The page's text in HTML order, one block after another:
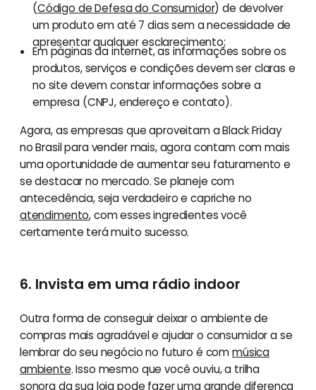
(Código de Defesa do Consumidor) de devolver
um produto em até 7 dias sem a necessidade de
apresentar qualquer esclarecimento;
Em páginas da internet, as informações sobre os
produtos, serviços e condições devem ser claras e
no site devem constar informações sobre a
empresa (CNPJ, endereço e contato).
Agora, as empresas que aproveitam a Black Friday
no Brasil para vender mais, agora contam com mais
uma oportunidade de aumentar seu faturamento e
se destacar no mercado. Se planeje com
antecedência, seja verdadeiro e capriche no
atendimento, com esses ingredientes você
certamente terá muito sucesso.
6. Invista em uma rádio indoor
Outra forma de conseguir deixar o ambiente de
compras mais agradável e ajudar o consumidor a se
lembrar do seu negócio no futuro é commúsica
ambiente. Isso mesmo que você ouviu, a trilha
sonora da sua loja pode fazer uma grande diferença